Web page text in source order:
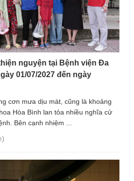
nguyện tại Bệnh viện Đa
01/07/2027 đến ngày
cơn mưa dịu mát, cũng là khoảng
Hòa Bình lan tỏa nhiều nghĩa cử
Bên cạnh nhiệm ...